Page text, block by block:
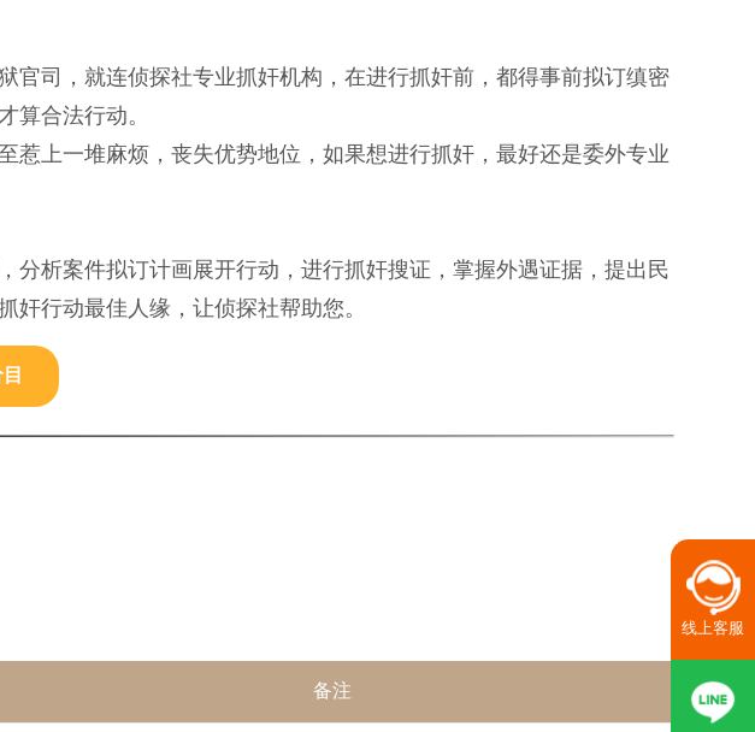
司，就连侦探社专业抓奸机构，在进行抓奸前，都得事前拟订缜密
算合法行动。
上一堆麻烦，丧失优势地位，如果想进行抓奸，最好还是委外专业
析案件拟订计画展开行动，进行抓奸搜证，掌握外遇证据，提出民
行动最佳人缘，让侦探社帮助您。
备注
线上客服